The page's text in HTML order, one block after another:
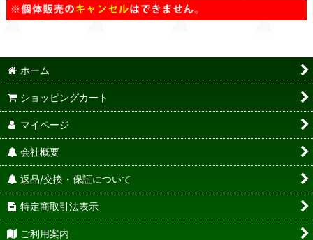
ホーム
ショッピングカート
マイページ
会社概要
返品/交換・保証について
特定商取引法表示
ご利用案内